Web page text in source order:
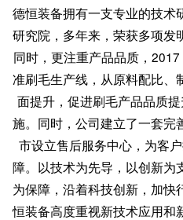
德恒装备拥有一支专业的技术
研究院，多年来，荣获多项发
同时，更注重产品品质，
准刷毛生产线，从原料配比、
面提升，促进刷毛产品品质
施。同时，公司建立了一套完
市设立售后服务中心，为客
障。以技术为先导，以创新为
为保障，沿着科技创新，加
恒装备高度重视新技术应用和